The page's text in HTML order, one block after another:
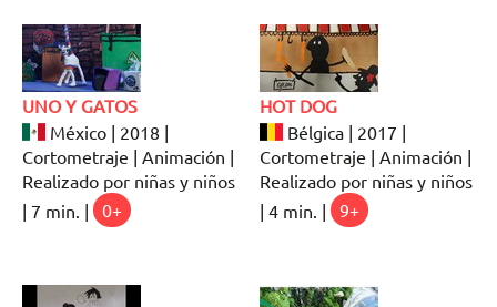
UNO Y GATOS
México | 2018 |
Cortometraje | Animación |
Realizado por niñas y niños
| 7 min. |
0+
HOT DOG
Bélgica | 2017 |
Cortometraje | Animación |
Realizado por niñas y niños
| 4 min. |
9+